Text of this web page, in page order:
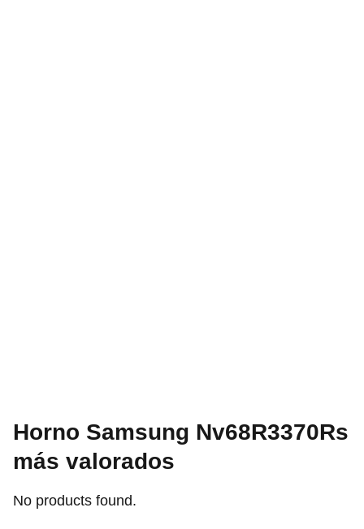
Horno Samsung Nv68R3370Rs
más valorados
No products found.